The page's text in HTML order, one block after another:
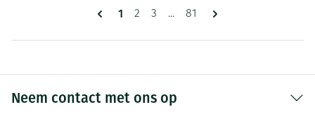
Pagina's
U lees momenteel pagina
1 Pagina
2 Pagina
3 ... Pagina
81
Neem contact met ons op